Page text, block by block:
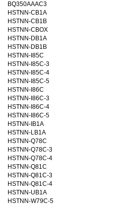
BQ350AAAC3
HSTNN-CB1A
HSTNN-CB1B
HSTNN-CBOX
HSTNN-DB1A
HSTNN-DB1B
HSTNN-I85C
HSTNN-I85C-3
HSTNN-I85C-4
HSTNN-I85C-5
HSTNN-I86C
HSTNN-I86C-3
HSTNN-I86C-4
HSTNN-I86C-5
HSTNN-IB1A
HSTNN-LB1A
HSTNN-Q78C
HSTNN-Q78C-3
HSTNN-Q78C-4
HSTNN-Q81C
HSTNN-Q81C-3
HSTNN-Q81C-4
HSTNN-UB1A
HSTNN-W79C-5